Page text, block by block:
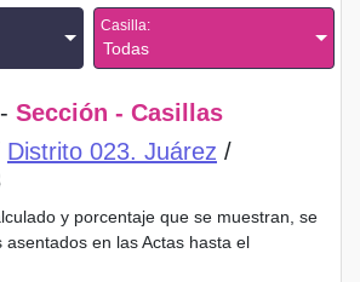
Casilla:
Todas
Sección - Casillas
Distrito 023. Juárez /
y porcentaje que se muestran, se
asentados en las Actas hasta el